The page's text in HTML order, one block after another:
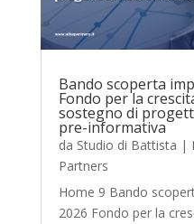
Bando scoperta
Fondo per la
sostegno di
pre-informativa
da Studio di Battista |
Partners
Home 9 Bando
2026 Fondo per la